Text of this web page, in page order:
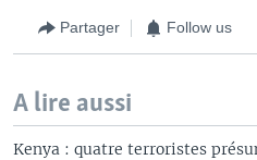
Partager Follow us
A lire aussi
Kenya : quatre terroristes